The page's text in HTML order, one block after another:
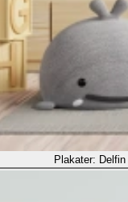
Plakater: Delfin